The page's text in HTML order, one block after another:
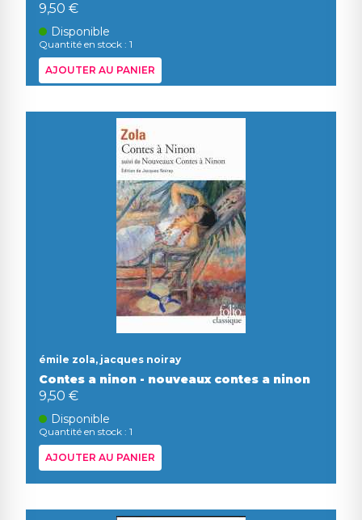
9,50 €
Disponible
Quantité en stock : 1
AJOUTER AU PANIER
émile zola, jacques noiray
Contes a ninon - nouveaux contes a ninon
9,50 €
Disponible
Quantité en stock : 1
AJOUTER AU PANIER